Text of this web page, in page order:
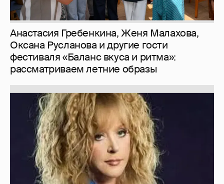
Анастасия Гребенкина, Женя Малахова,
Оксана Русланова и другие гости
фестиваля «Баланс вкуса и ритма»:
рассматриваем летние образы